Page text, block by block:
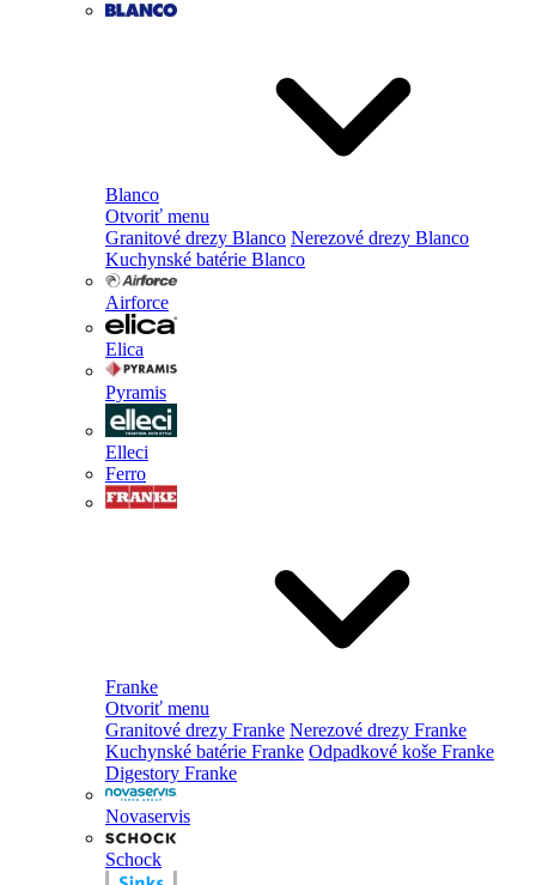
Blanco
Otvoriť menu
Granitové drezy Blanco Nerezové drezy Blanco
Kuchynské batérie Blanco
Airforce
Elica
Pyramis
Elleci
Ferro
Franke
Otvoriť menu
Granitové drezy Franke Nerezové drezy Franke
Kuchynské batérie Franke Odpadkové koše Franke
Digestory Franke
Novaservis
Schock